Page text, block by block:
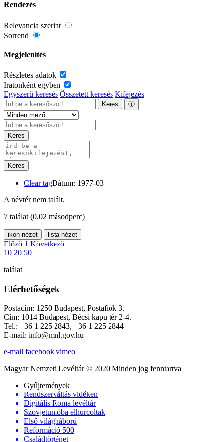
Rendezés
Relevancia szerint
Sorrend
Megjelenítés
Részletes adatok
Iratonként egyben
Egyszerű keresés Összetett keresés Kifejezés
Keres ⓘ
Keres
Keres
Clear tagDátum: 1977-03
A névtér nem talált.
7 találat (0,02 másodperc)
ikon nézet lista nézet
Előző 1 Következő
10 20 50
találat
Elérhetőségek
Postacím: 1250 Budapest, Postafiók 3.
Cím: 1014 Budapest, Bécsi kapu tér 2-4.
Tel.: +36 1 225 2843, +36 1 225 2844
E-mail: info@mnl.gov.hu
e-mail facebook vimeo
Magyar Nemzeti Levéltár © 2020 Minden jog fenntartva
Gyűjtemények
Rendszerváltás vidéken
Digitális Roma levéltár
Szovjetunióba elhurcoltak
Első világháború
Reformáció 500
Családtörténet